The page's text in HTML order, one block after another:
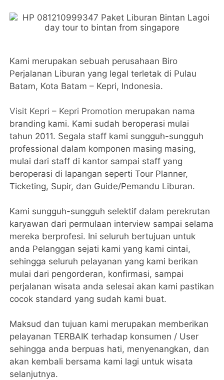
Kami merupakan sebuah perusahaan Biro
Perjalanan Liburan yang legal terletak di Pulau
Batam, Kota Batam – Kepri, Indonesia.
Visit Kepri – Kepri Promotion merupakan nama
branding kami. Kami sudah beroperasi mulai
tahun 2011. Segala staff kami sungguh-sungguh
professional dalam komponen masing masing,
mulai dari staff di kantor sampai staff yang
beroperasi di lapangan seperti Tour Planner,
Ticketing, Supir, dan Guide/Pemandu Liburan.
Kami sungguh-sungguh selektif dalam perekrutan
karyawan dari permulaan interview sampai selama
mereka berprofesi. Ini seluruh bertujuan untuk
anda Pelanggan sejati kami yang kami cintai,
sehingga seluruh pelayanan yang kami berikan
mulai dari pengorderan, konfirmasi, sampai
perjalanan wisata anda selesai akan kami pastikan
cocok standard yang sudah kami buat.
Maksud dan tujuan kami merupakan memberikan
pelayanan TERBAIK terhadap konsumen / User
sehingga anda berpuas hati, menyenangkan, dan
akan kembali bersama kami lagi untuk wisata
selanjutnya.